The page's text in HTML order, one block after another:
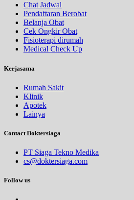
Chat Jadwal
Pendaftaran Berobat
Belanja Obat
Cek Ongkir Obat
Fisioterapi dirumah
Medical Check Up
Kerjasama
Rumah Sakit
Klinik
Apotek
Lainya
Contact Doktersiaga
PT Siaga Tekno Medika
cs@doktersiaga.com
Follow us